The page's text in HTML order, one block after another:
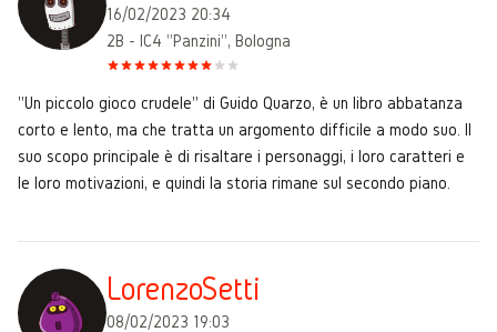
16/02/2023 20:34
2B - IC4 "Panzini", Bologna
"Un piccolo gioco crudele" di Guido Quarzo, è un libro abbatanza
corto e lento, ma che tratta un argomento difficile a modo suo. Il
suo scopo principale è di risaltare i personaggi, i loro caratteri e
le loro motivazioni, e quindi la storia rimane sul secondo piano.
LorenzoSetti
08/02/2023 19:03